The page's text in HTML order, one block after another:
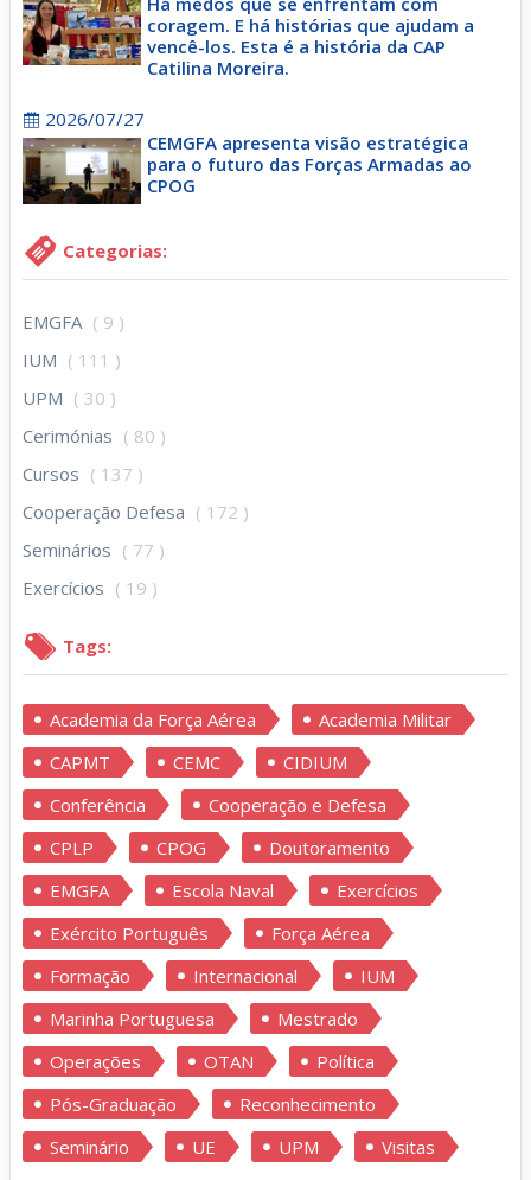
coragem. E há histórias que ajudam a
vencê-los. Esta é a história da CAP
Catilina Moreira.
2026/07/27
CEMGFA apresenta visão estratégica
para o futuro das Forças Armadas ao
CPOG
Categorias:
EMGFA ( 9 )
IUM ( 111 )
UPM ( 30 )
Cerimónias ( 80 )
Cursos ( 137 )
Cooperação Defesa ( 172 )
Seminários ( 77 )
Exercícios ( 19 )
Tags:
Academia da Força Aérea
Academia Militar
CAPMT
CEMC
CIDIUM
Conferência
Cooperação e Defesa
CPLP
CPOG
Doutoramento
EMGFA
Escola Naval
Exercícios
Exército Português
Força Aérea
Formação
Internacional
IUM
Marinha Portuguesa
Mestrado
Operações
OTAN
Política
Pós-Graduação
Reconhecimento
Seminário
UE UPM Visitas